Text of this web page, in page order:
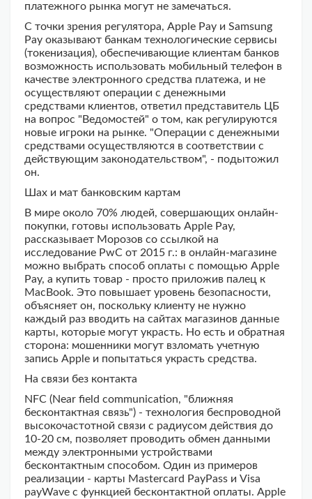
платежного рынка могут не замечаться.
С точки зрения регулятора, Apple Pay и Samsung
Pay оказывают банкам технологические сервисы
(токенизация), обеспечивающие клиентам банков
возможность использовать мобильный телефон в
качестве электронного средства платежа, и не
осуществляют операции с денежными
средствами клиентов, ответил представитель ЦБ
на вопрос "Ведомостей" о том, как регулируются
новые игроки на рынке. "Операции с денежными
средствами осуществляются в соответствии с
действующим законодательством", - подытожил
он.
Шах и мат банковским картам
В мире около 70% людей, совершающих онлайн-
покупки, готовы использовать Apple Pay,
рассказывает Морозов со ссылкой на
исследование PwC от 2015 г.: в онлайн-магазине
можно выбрать способ оплаты с помощью Apple
Pay, а купить товар - просто приложив палец к
MacBook. Это повышает уровень безопасности,
объясняет он, поскольку клиенту не нужно
каждый раз вводить на сайтах магазинов данные
карты, которые могут украсть. Но есть и обратная
сторона: мошенники могут взломать учетную
запись Apple и попытаться украсть средства.
На связи без контакта
NFC (Near field communication, "ближняя
бесконтактная связь") - технология беспроводной
высокочастотной связи с радиусом действия до
10-20 см, позволяет проводить обмен данными
между электронными устройствами
бесконтактным способом. Один из примеров
реализации - карты Mastercard PayPass и Visa
payWave с функцией бесконтактной оплаты. Apple